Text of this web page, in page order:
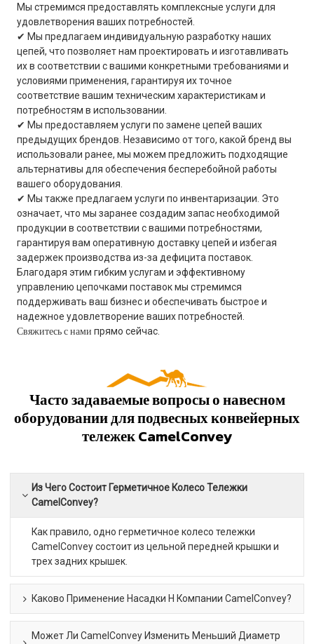
Мы стремимся предоставлять комплексные услуги для
удовлетворения ваших потребностей.
✔ Мы предлагаем индивидуальную разработку наших
цепей, что позволяет нам проектировать и изготавливать
их в соответствии с вашими конкретными требованиями и
условиями применения, гарантируя их точное
соответствие вашим техническим характеристикам и
потребностям в использовании.
✔ Мы предоставляем услуги по замене цепей ваших
предыдущих брендов. Независимо от того, какой бренд вы
использовали ранее, мы можем предложить подходящие
альтернативы для обеспечения бесперебойной работы
вашего оборудования.
✔ Мы также предлагаем услуги по инвентаризации. Это
означает, что мы заранее создадим запас необходимой
продукции в соответствии с вашими потребностями,
гарантируя вам оперативную доставку цепей и избегая
задержек производства из-за дефицита поставок.
Благодаря этим гибким услугам и эффективному
управлению цепочками поставок мы стремимся
поддерживать ваш бизнес и обеспечивать быстрое и
надежное удовлетворение ваших потребностей.
Свяжитесь с нами прямо сейчас.
Часто задаваемые вопросы о навесном
оборудовании для подвесных конвейерных
тележек CamelConvey
Из Чего Состоит Герметичное Колесо Тележки
CamelConvey?
Как правило, одно герметичное колесо тележки
CamelConvey состоит из цельной передней крышки и
трех задних крышек.
Каково Применение Насадки H Компании CamelConvey?
Может Ли CamelConvey Изменить Меньший Диаметр